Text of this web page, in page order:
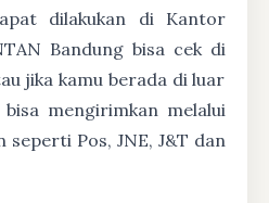
dilakukan di Kantor
Bandung bisa cek di
jika kamu berada di luar
mengirimkan melalui
seperti Pos, JNE, J&T dan